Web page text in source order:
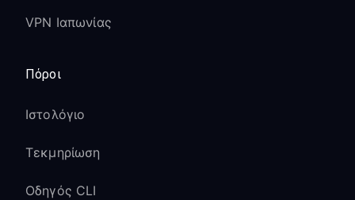
VPN Ιαπωνίας
Πόροι
Ιστολόγιο
Τεκμηρίωση
Οδηγός CLI